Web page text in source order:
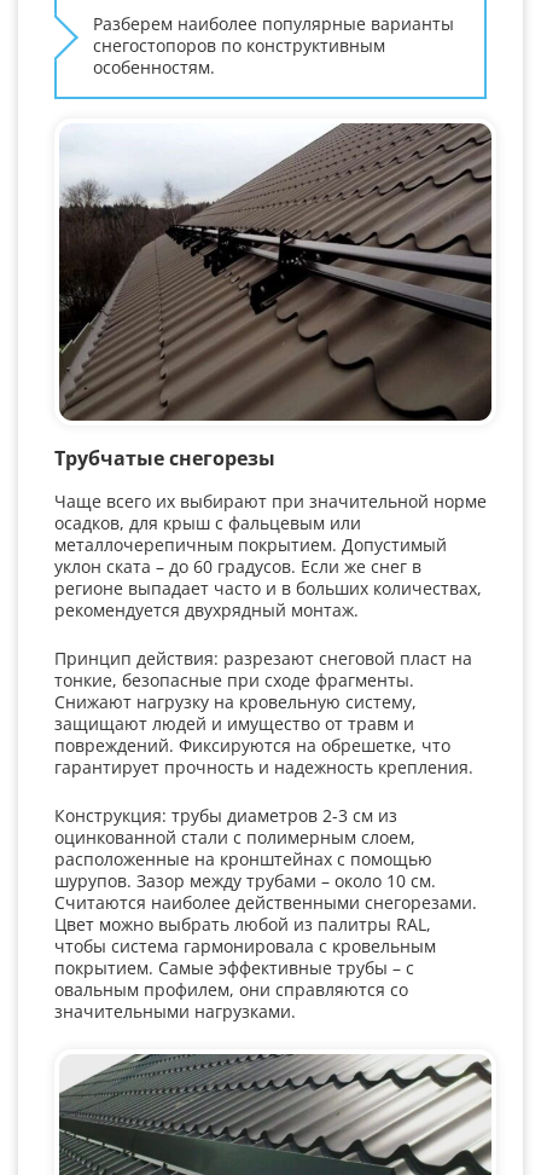
Разберем наиболее популярные варианты
снегостопоров по конструктивным
особенностям.
Трубчатые снегорезы
Чаще всего их выбирают при значительной норме
осадков, для крыш с фальцевым или
металлочерепичным покрытием. Допустимый
уклон ската – до 60 градусов. Если же снег в
регионе выпадает часто и в больших количествах,
рекомендуется двухрядный монтаж.
Принцип действия: разрезают снеговой пласт на
тонкие, безопасные при сходе фрагменты.
Снижают нагрузку на кровельную систему,
защищают людей и имущество от травм и
повреждений. Фиксируются на обрешетке, что
гарантирует прочность и надежность крепления.
Конструкция: трубы диаметров 2-3 см из
оцинкованной стали с полимерным слоем,
расположенные на кронштейнах с помощью
шурупов. Зазор между трубами – около 10 см.
Считаются наиболее действенными снегорезами.
Цвет можно выбрать любой из палитры RAL,
чтобы система гармонировала с кровельным
покрытием. Самые эффективные трубы – с
овальным профилем, они справляются со
значительными нагрузками.